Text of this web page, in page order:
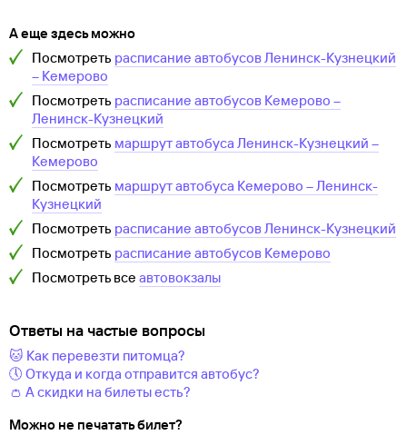
А еще здесь можно
Посмотреть расписание автобусовЛенинск-Кузнецкий
– Кемерово
Посмотреть расписание автобусов Кемерово –
Ленинск-Кузнецкий
Посмотреть маршрут автобуса Ленинск-Кузнецкий –
Кемерово
Посмотреть маршрут автобуса Кемерово –Ленинск-
Кузнецкий
Посмотреть расписание автобусовЛенинск-Кузнецкий
Посмотреть расписание автобусов Кемерово
Посмотреть все автовокзалы
Ответы на частые вопросы
🐱 Как перевезти питомца?
🕔 Откуда и когда отправится автобус?
👛 А скидки на билеты есть?
Можно не печатать билет?